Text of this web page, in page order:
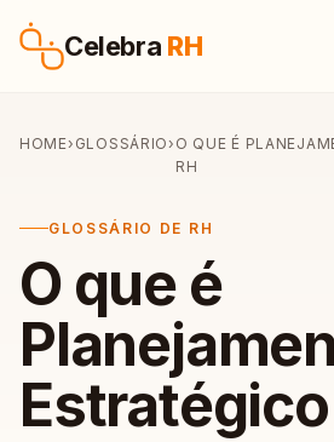
Celebra RH
HOME› GLOSSÁRIO› O QUE É
RH
GLOSSÁRIO DE RH
O que é
Estratégico